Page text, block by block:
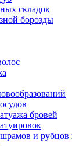
складок
борозды
бровей
и рубцов